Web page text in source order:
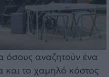
όσους αναζητούν ένα
και το χαμηλό κόστος